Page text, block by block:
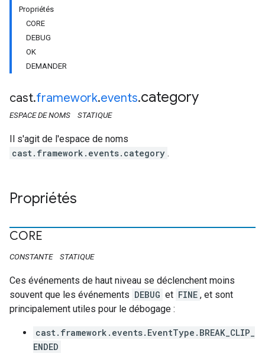
Propriétés
CORE
DEBUG
OK
DEMANDER
cast.framework.events.category
ESPACE DE NOMS STATIQUE
Il s'agit de l'espace de noms
cast.framework.events.category .
Propriétés
CORE
CONSTANTE STATIQUE
Ces événements de haut niveau se déclenchent moins
souvent que les événements DEBUG et FINE , et sont
principalement utiles pour le débogage :
cast.framework.events.EventType.BREAK_CLIP_
ENDED